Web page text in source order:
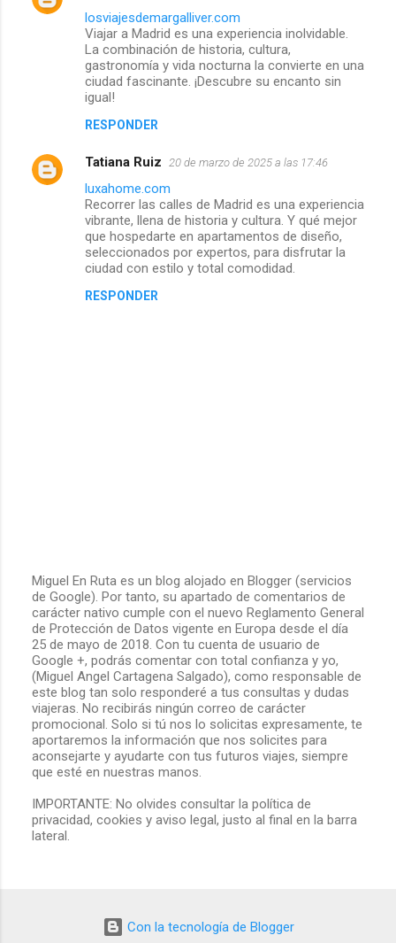
losviajesdemargalliver.com
Viajar a Madrid es una experiencia inolvidable.
La combinación de historia, cultura,
gastronomía y vida nocturna la convierte en una
ciudad fascinante. ¡Descubre su encanto sin
igual!
RESPONDER
Tatiana Ruiz 20 de marzo de 2025 a las 17:46
luxahome.com
Recorrer las calles de Madrid es una experiencia
vibrante, llena de historia y cultura. Y qué mejor
que hospedarte en apartamentos de diseño,
seleccionados por expertos, para disfrutar la
ciudad con estilo y total comodidad.
RESPONDER
P
u
b
l
i
c
a
r
u
n
c
o
e
n
t
Miguel En Ruta es un blog alojado en Blogger (servicios
de Google). Por tanto, su apartado de comentarios de
carácter nativo cumple con el nuevo Reglamento General
de Protección de Datos vigente en Europa desde el día
25 de mayo de 2018. Con tu cuenta de usuario de
Google +, podrás comentar con total confianza y yo,
(Miguel Angel Cartagena Salgado), como responsable de
este blog tan solo responderé a tus consultas y dudas
viajeras. No recibirás ningún correo de carácter
promocional. Solo si tú nos lo solicitas expresamente, te
aportaremos la información que nos solicites para
aconsejarte y ayudarte con tus futuros viajes, siempre
que esté en nuestras manos.
IMPORTANTE: No olvides consultar la política de
privacidad, cookies y aviso legal, justo al final en la barra
lateral.
Con la tecnología de Blogger